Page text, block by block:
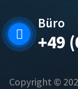
Büro
+49
Copyright ©